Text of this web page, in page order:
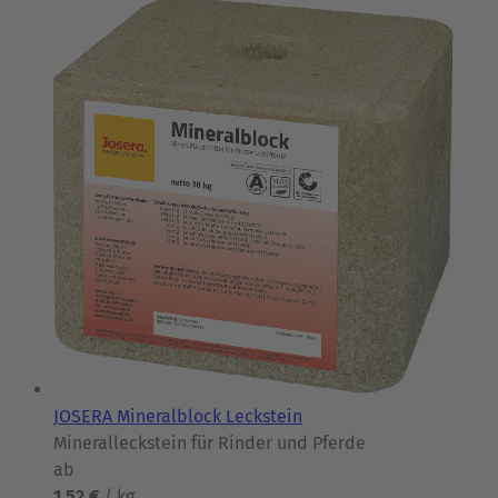
JOSERA Mineralblock Leckstein
Mineralleckstein für Rinder und Pferde
ab